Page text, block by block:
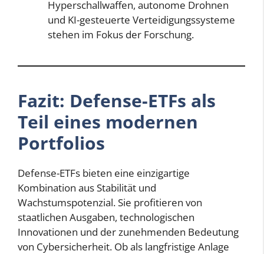
Hyperschallwaffen, autonome Drohnen
und KI-gesteuerte Verteidigungssysteme
stehen im Fokus der Forschung.
Fazit: Defense-ETFs als
Teil eines modernen
Portfolios
Defense-ETFs bieten eine einzigartige
Kombination aus Stabilität und
Wachstumspotenzial. Sie profitieren von
staatlichen Ausgaben, technologischen
Innovationen und der zunehmenden Bedeutung
von Cybersicherheit. Ob als langfristige Anlage